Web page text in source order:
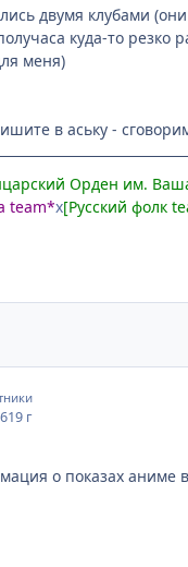
двумя клубами
куда-то резко
меня)
в аську -
Орден им.
team*х[Русский фолк
19 г
о показах аниме